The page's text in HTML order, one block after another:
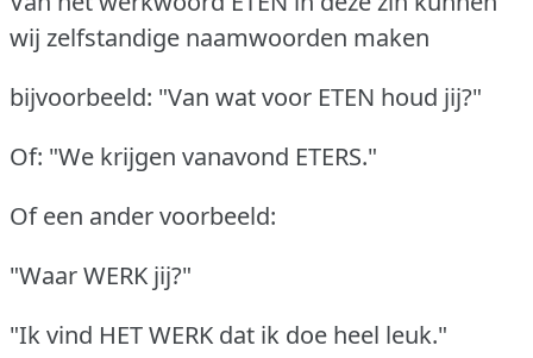
wij zelfstandige naamwoorden maken
bijvoorbeeld: "Van wat voor ETEN houd jij?"
Of: "We krijgen vanavond ETERS."
Of een ander voorbeeld:
"Waar WERK jij?"
"Ik vind HET WERK dat ik doe heel leuk."